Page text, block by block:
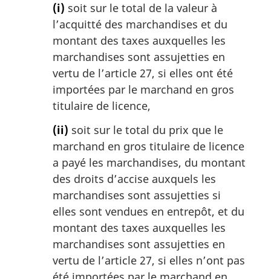
(i) soit sur le total de la valeur à
l’acquitté des marchandises et du
montant des taxes auxquelles les
marchandises sont assujetties en
vertu de l’article 27, si elles ont été
importées par le marchand en gros
titulaire de licence,
(ii) soit sur le total du prix que le
marchand en gros titulaire de licence
a payé les marchandises, du montant
des droits d’accise auxquels les
marchandises sont assujetties si
elles sont vendues en entrepôt, et du
montant des taxes auxquelles les
marchandises sont assujetties en
vertu de l’article 27, si elles n’ont pas